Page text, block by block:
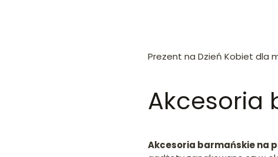
Prezent na Dzień Kobiet dla
Akcesoria
Akcesoria barmańskie na